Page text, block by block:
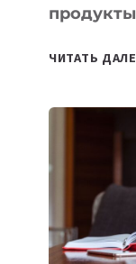
ЧИТАТЬ